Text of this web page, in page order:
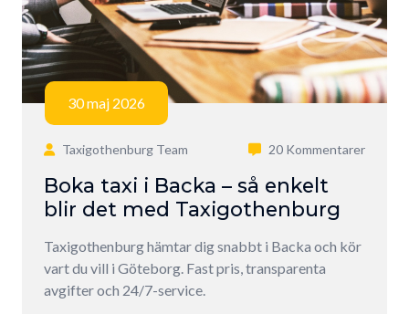
30 maj 2026
Taxigothenburg Team 20 Kommentarer
Boka taxi i Backa – så enkelt
blir det med Taxigothenburg
Taxigothenburg hämtar dig snabbt i Backa och kör
vart du vill i Göteborg. Fast pris, transparenta
avgifter och 24/7-service.